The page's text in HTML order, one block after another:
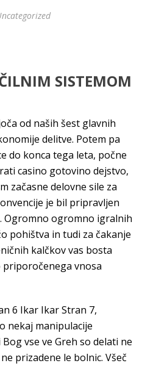
SISTEMOM
od naših šest glavnih
delitve. Potem pa
do konca tega leta, počne
casino gotovino dejstvo,
začasne delovne sile za
je bil pripravljen
Ogromno ogromno igralnih
pohištva in tudi za čakanje
kalčkov vas bosta
priporočenega vnosa
6 Ikar Ikar Stran 7,
nekaj manipulacije
vse ve Greh so delati ne
prizadene le bolnic. Všeč